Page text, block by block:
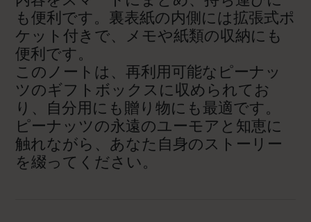
も便利です。裏表紙の内側には拡張式ポ
ケット付きで、メモや紙類の収納にも
便利です。
このノートは、再利用可能なピーナッ
ツのギフトボックスに収められてお
り、自分用にも贈り物にも最適です。
ピーナッツの永遠のユーモアと知恵に
触れながら、あなた自身のストーリー
を綴ってください。